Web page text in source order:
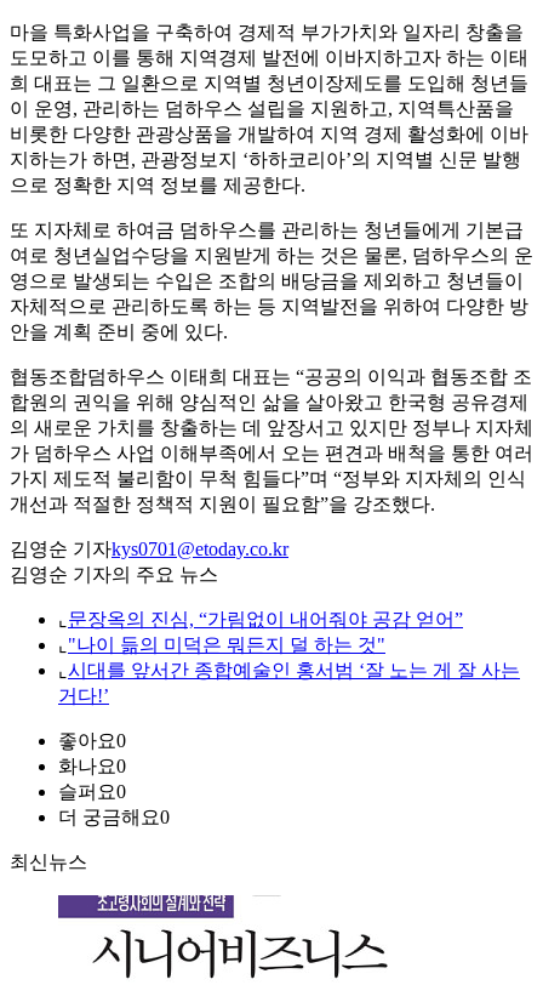
마을 특화사업을 구축하여 경제적 부가가치와 일자리 창출을
도모하고 이를 통해 지역경제 발전에 이바지하고자 하는 이태
희 대표는 그 일환으로 지역별 청년이장제도를 도입해 청년들
이 운영, 관리하는 덤하우스 설립을 지원하고, 지역특산품을
비롯한 다양한 관광상품을 개발하여 지역 경제 활성화에 이바
지하는가 하면, 관광정보지 ‘하하코리아’의 지역별 신문 발행
으로 정확한 지역 정보를 제공한다.
또 지자체로 하여금 덤하우스를 관리하는 청년들에게 기본급
여로 청년실업수당을 지원받게 하는 것은 물론, 덤하우스의 운
영으로 발생되는 수입은 조합의 배당금을 제외하고 청년들이
자체적으로 관리하도록 하는 등 지역발전을 위하여 다양한 방
안을 계획 준비 중에 있다.
협동조합덤하우스 이태희 대표는 “공공의 이익과 협동조합 조
합원의 권익을 위해 양심적인 삶을 살아왔고 한국형 공유경제
의 새로운 가치를 창출하는 데 앞장서고 있지만 정부나 지자체
가 덤하우스 사업 이해부족에서 오는 편견과 배척을 통한 여러
가지 제도적 불리함이 무척 힘들다”며 “정부와 지자체의 인식
개선과 적절한 정책적 지원이 필요함”을 강조했다.
김영순 기자kys0701@etoday.co.kr
김영순 기자의 주요 뉴스
⌞ 문장옥의 진심, “가림없이 내어줘야 공감 얻어”
⌞ "나이 듦의 미덕은 뭐든지 덜 하는 것"
⌞ 시대를 앞서간 종합예술인 홍서범 ‘잘 노는 게 잘 사는
거다!’
좋아요0
화나요0
슬퍼요0
더 궁금해요0
최신뉴스